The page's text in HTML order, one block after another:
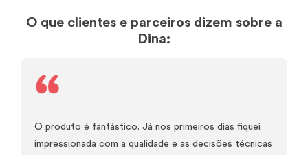
O que clientes e parceiros dizem sobre a
Dina:
O produto é fantástico. Já nos primeiros dias fiquei
impressionada com a qualidade e as decisões técnicas